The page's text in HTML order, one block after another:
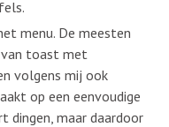
menu. De meesten
van toast met
volgens mij ook
op een eenvoudige
dingen, maar daardoor